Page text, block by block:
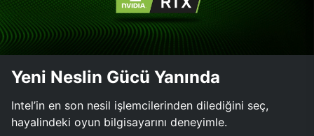
Yeni Neslin Gücü Yanında
Intel’in en son nesil işlemcilerinden dilediğini seç,
hayalindeki oyun bilgisayarını deneyimle.